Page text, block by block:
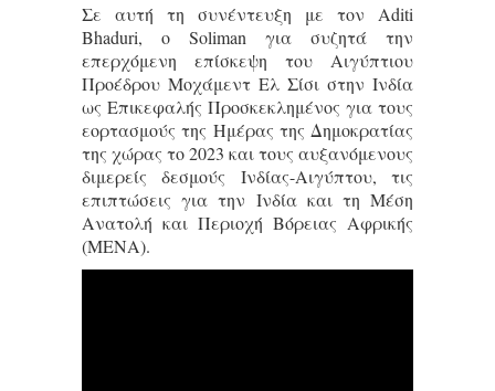
Σε αυτή τη συνέντευξη με τον Aditi
Bhaduri, ο Soliman για συζητά την
επερχόμενη επίσκεψη του Αιγύπτιου
Προέδρου Μοχάμεντ Ελ Σίσι στην Ινδία
ως Επικεφαλής Προσκεκλημένος για τους
εορτασμούς της Ημέρας της Δημοκρατίας
της χώρας το 2023 και τους αυξανόμενους
διμερείς δεσμούς Ινδίας-Αιγύπτου, τις
επιπτώσεις για την Ινδία και τη Μέση
Ανατολή και Περιοχή Βόρειας Αφρικής
(MENA).